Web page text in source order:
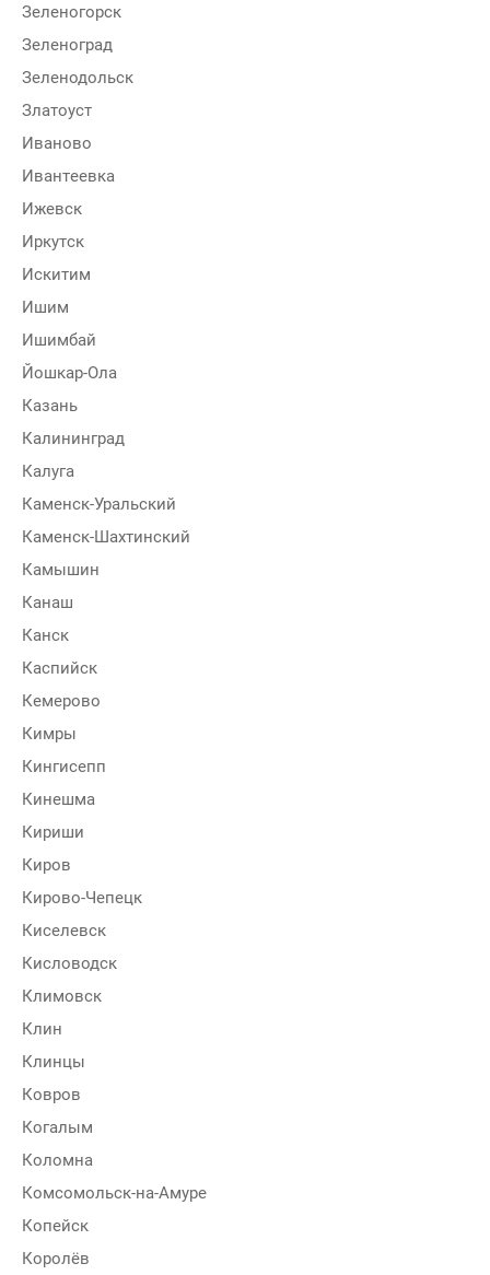
Зеленогорск
Зеленоград
Зеленодольск
Златоуст
Иваново
Ивантеевка
Ижевск
Иркутск
Искитим
Ишим
Ишимбай
Йошкар-Ола
Казань
Калининград
Калуга
Каменск-Уральский
Каменск-Шахтинский
Камышин
Канаш
Канск
Каспийск
Кемерово
Кимры
Кингисепп
Кинешма
Кириши
Киров
Кирово-Чепецк
Киселевск
Кисловодск
Климовск
Клин
Клинцы
Ковров
Когалым
Коломна
Комсомольск-на-Амуре
Копейск
Королёв